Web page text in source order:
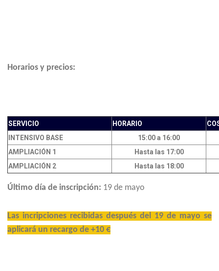
Horarios y precios:
SERVICIO HORARIO
INTENSIVO BASE
15:00 a 16:00
AMPLIACIÓN 1
Hasta las 17:00
AMPLIACIÓN 2
Hasta las 18:00
Último día de inscripción: 19 de mayo
Las incripciones recibidas después del 19 de mayo se
aplicará un recargo de +10 €